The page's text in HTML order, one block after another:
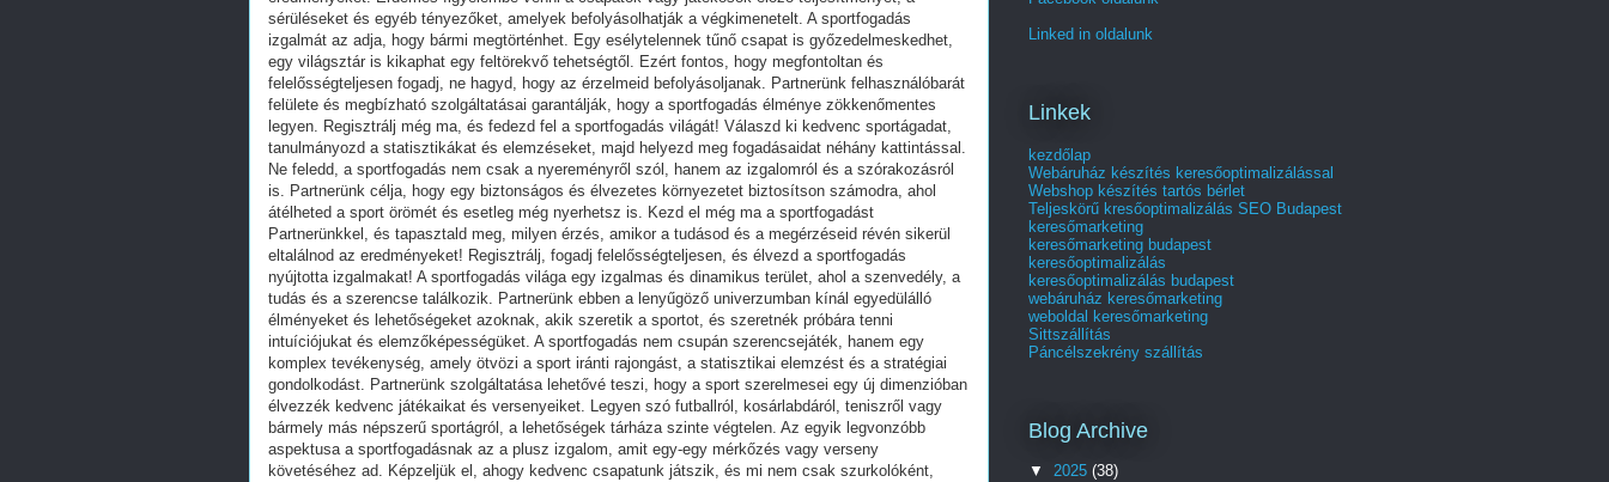
sérüléseket és egyéb tényezőket, amelyek befolyásolhatják a végkimenetelt. A sportfogadás
izgalmát az adja, hogy bármi megtörténhet. Egy esélytelennek tűnő csapat is győzedelmeskedhet,
egy világsztár is kikaphat egy feltörekvő tehetségtől. Ezért fontos, hogy megfontoltan és
felelősségteljesen fogadj, ne hagyd, hogy az érzelmeid befolyásoljanak. Partnerünk felhasználóbarát
felülete és megbízható szolgáltatásai garantálják, hogy a sportfogadás élménye zökkenőmentes
legyen. Regisztrálj még ma, és fedezd fel a sportfogadás világát! Válaszd ki kedvenc sportágadat,
tanulmányozd a statisztikákat és elemzéseket, majd helyezd meg fogadásaidat néhány kattintással.
Ne feledd, a sportfogadás nem csak a nyereményről szól, hanem az izgalomról és a szórakozásról
is. Partnerünk célja, hogy egy biztonságos és élvezetes környezetet biztosítson számodra, ahol
átélheted a sport örömét és esetleg még nyerhetsz is. Kezd el még ma a sportfogadást
Partnerünkkel, és tapasztald meg, milyen érzés, amikor a tudásod és a megérzéseid révén sikerül
eltalálnod az eredményeket! Regisztrálj, fogadj felelősségteljesen, és élvezd a sportfogadás
nyújtotta izgalmakat! A sportfogadás világa egy izgalmas és dinamikus terület, ahol a szenvedély, a
tudás és a szerencse találkozik. Partnerünk ebben a lenyűgöző univerzumban kínál egyedülálló
élményeket és lehetőségeket azoknak, akik szeretik a sportot, és szeretnék próbára tenni
intuíciójukat és elemzőképességüket. A sportfogadás nem csupán szerencsejáték, hanem egy
komplex tevékenység, amely ötvözi a sport iránti rajongást, a statisztikai elemzést és a stratégiai
gondolkodást. Partnerünk szolgáltatása lehetővé teszi, hogy a sport szerelmesei egy új dimenzióban
élvezzék kedvenc játékaikat és versenyeiket. Legyen szó futballról, kosárlabdáról, teniszről vagy
bármely más népszerű sportágról, a lehetőségek tárháza szinte végtelen. Az egyik legvonzóbb
aspektusa a sportfogadásnak az a plusz izgalom, amit egy-egy mérkőzés vagy verseny
követéséhez ad. Képzeljük el, ahogy kedvenc csapatunk játszik, és mi nem csak szurkolóként,
Linked in oldalunk
Linkek
kezdőlap
Webáruház készítés keresőoptimalizálással
Webshop készítés tartós bérlet
Teljeskörű kresőoptimalizálás SEO Budapest
keresőmarketing
keresőmarketing budapest
keresőoptimalizálás
keresőoptimalizálás budapest
webáruház keresőmarketing
weboldal keresőmarketing
Sittszállítás
Páncélszekrény szállítás
Blog Archive
▼ 2025 (38)